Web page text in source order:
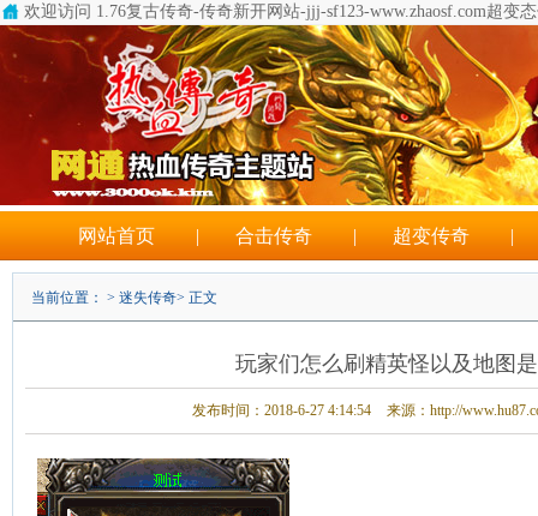
欢迎访问 1.76复古传奇-传奇新开网站-jjj-sf123-www.zhaosf.com超变
网站首页 | 合击传奇 | 超变传奇 |
当前位置： > 迷失传奇> 正文
玩家们怎么刷精英怪以及地图
发布时间：2018-6-27 4:14:54 来源：http://